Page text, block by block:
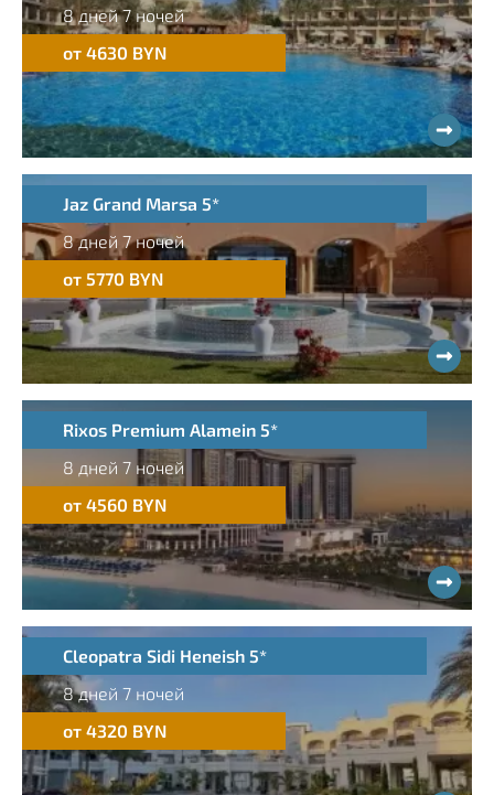
8 дней 7 ночей
от 4630 BYN
Jaz Grand Marsa 5*
8 дней 7 ночей
от 5770 BYN
Rixos Premium Alamein 5*
8 дней 7 ночей
от 4560 BYN
Cleopatra Sidi Heneish 5*
8 дней 7 ночей
от 4320 BYN